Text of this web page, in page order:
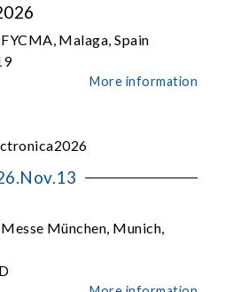
FYCMA, Malaga, Spain
More information
Messe München, Munich,